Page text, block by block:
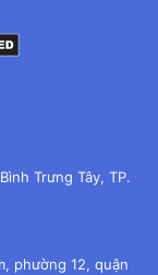
Trưng Tây, TP.
phường 12, quận